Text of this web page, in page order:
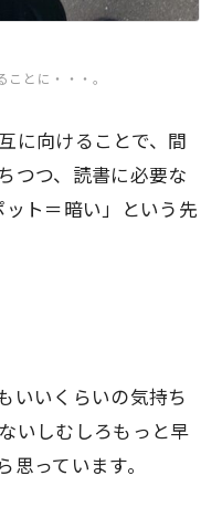
とに・・・。
に向けることで、間
つつ、読書に必要な
ト＝暗い」という先
いいくらいの気持ち
いしむしろもっと早
っています。